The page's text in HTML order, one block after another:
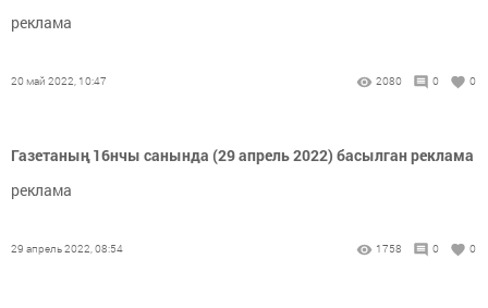
реклама
20 май 2022, 10:47 2080 0 0
Газетаның 16нчы санында (29 апрель 2022) басылган реклама
реклама
29 апрель 2022, 08:54 1758 0 0